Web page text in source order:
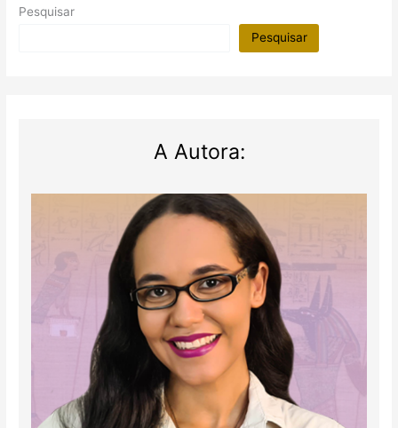
Pesquisar
Pesquisar
A Autora: